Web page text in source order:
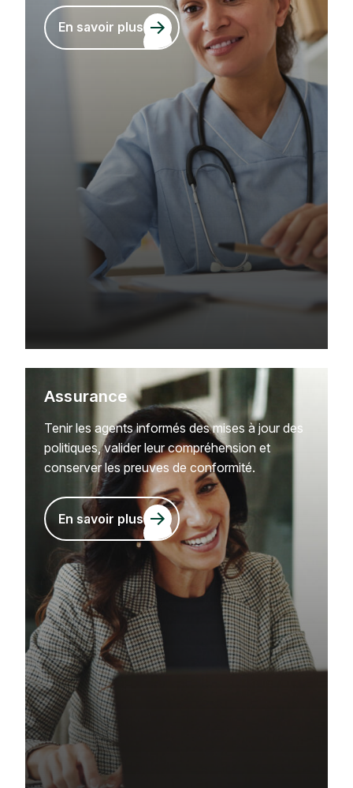
En savoir plus
Assurance
Tenir les agents informés des mises à jour des
politiques, valider leur compréhension et
conserver les preuves de conformité.
En savoir plus